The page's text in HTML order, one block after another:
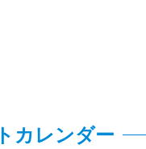
カレンダー